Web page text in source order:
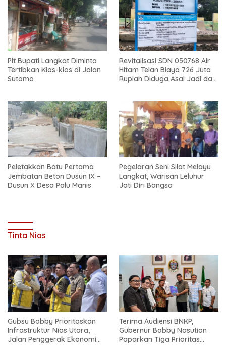
Plt Bupati Langkat Diminta
Tertibkan Kios-kios di Jalan
Sutomo
Revitalisasi SDN 050768 Air
Hitam Telan Biaya 726 Juta
Rupiah Diduga Asal Jadi dan
Peletakkan Batu Pertama
Jembatan Beton Dusun IX –
Dusun X Desa Palu Manis
Pegelaran Seni Silat Melayu
Langkat, Warisan Leluhur
Jati Diri Bangsa
Tinta Nias
Gubsu Bobby Prioritaskan
Infrastruktur Nias Utara,
Jalan Penggerak Ekonomi
Terima Audiensi BNKP,
Gubernur Bobby Nasution
Paparkan Tiga Prioritas